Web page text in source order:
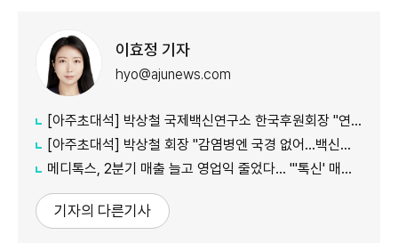
이효정 기자
hyo@ajunews.com
[아주초대석] 박상철 국제백신연구소 한국후원회장 "연구·생산·인력 상시 협력을"
[아주초대석] 박상철 회장 "감염병엔 국경 없어…백신은 한 국가 자산 아닌 세계 인구 지키는 것"
메디톡스, 2분기 매출 늘고 영업익 줄었다… "'톡신' 매출 증가 견인"
기자의 다른기사